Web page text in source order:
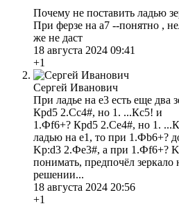
Почему не поставить ладью
При ферзе на a7 --понятно ,
же не даст
18 августа 2024 09:41
+1
Сергей Иванович
При ладье на е3 есть еще
Крd5 2.Сc4#, но 1. ...Кc5! и
1.Фf6+? Крd5 2.Сe4#, но 1.
ладью на е1, то при 1.Фb6+?
Kр:d3 2.Фe3#, а при 1.Фf6+?
понимать, предпочёл зеркало
решении...
18 августа 2024 20:56
+1